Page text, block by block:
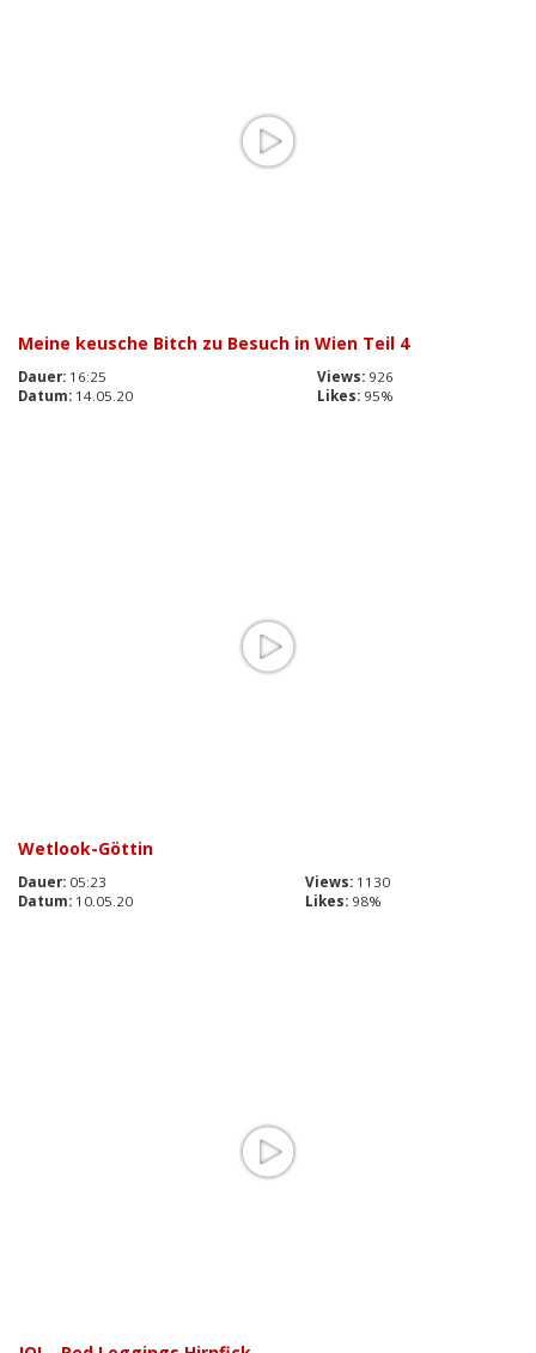
Meine keusche Bitch zu Besuch in Wien Teil 4
Dauer: 16:25 Views: 926
Datum: 14.05.20 Likes: 95%
Wetlook-Göttin
Dauer: 05:23 Views: 1130
Datum: 10.05.20 Likes: 98%